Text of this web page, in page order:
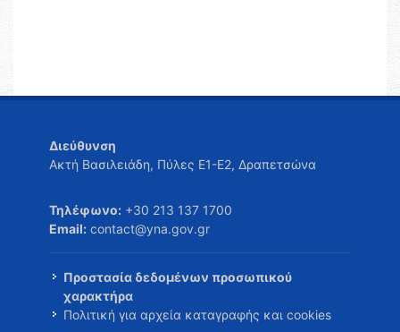
Διεύθυνση
Ακτή Βασιλειάδη, Πύλες Ε1-Ε2, Δραπετσώνα
Τηλέφωνο: +30 213 137 1700
Email: contact@yna.gov.gr
Προστασία δεδομένων προσωπικού
χαρακτήρα
Πολιτική για αρχεία καταγραφής και cookies